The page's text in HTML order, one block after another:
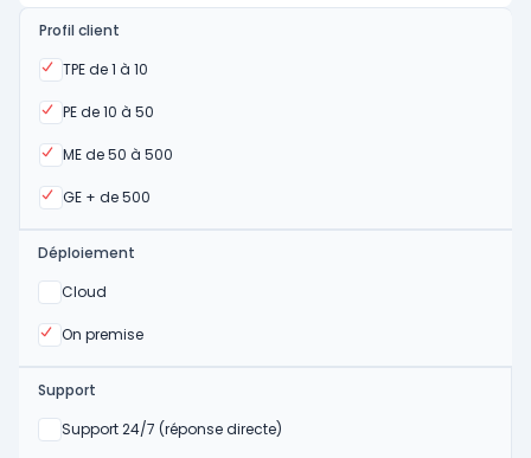
Profil client
TPE de 1 à 10
Oui
PE de 10 à 50
Oui
ME de 50 à 500
Oui
GE + de 500
Oui
Déploiement
Cloud
Oui
On premise
Oui
Support
Support 24/7 (réponse directe)
Non